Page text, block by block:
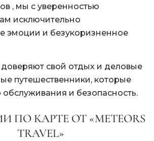
, мы с уверенностью
исключительно
эмоции и безукоризненное
свой отдых и деловые
путешественники, которые
обслуживания и безопасность.
ПО КАРТЕ ОТ «METEORS
TRAVEL»